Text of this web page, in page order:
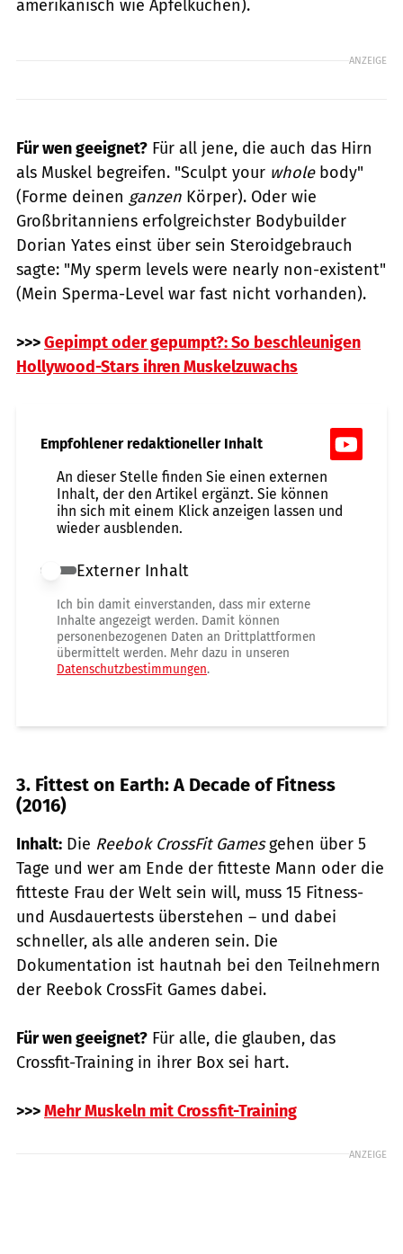
amerikanisch wie Apfelkuchen).
ANZEIGE
Für wen geeignet? Für all jene, die auch das Hirn
als Muskel begreifen. "Sculpt your wholebody"
(Forme deinen ganzen Körper). Oder wie
Großbritanniens erfolgreichster Bodybuilder
Dorian Yates einst über sein Steroidgebrauch
sagte: "My sperm levels were nearly non-existent"
(Mein Sperma-Level war fast nicht vorhanden).
>>>Gepimpt oder gepumpt?: So beschleunigen
Hollywood-Stars ihren Muskelzuwachs
Empfohlener redaktioneller Inhalt
An dieser Stelle finden Sie einen externen
Inhalt, der den Artikel ergänzt. Sie können
ihn sich mit einem Klick anzeigen lassen und
wieder ausblenden.
Externer Inhalt erlauben
Externer Inhalt
Ich bin damit einverstanden, dass mir externe
Inhalte angezeigt werden. Damit können
personenbezogenen Daten an Drittplattformen
übermittelt werden. Mehr dazu in unseren
Datenschutzbestimmungen.
3. Fittest on Earth: A Decade of Fitness
(2016)
Inhalt: Die Reebok CrossFit Gamesgehen über 5
Tage und wer am Ende der fitteste Mann oder die
fitteste Frau der Welt sein will, muss 15 Fitness-
und Ausdauertests überstehen – und dabei
schneller, als alle anderen sein. Die
Dokumentation ist hautnah bei den Teilnehmern
der Reebok CrossFit Games dabei.
Für wen geeignet? Für alle, die glauben, das
Crossfit-Training in ihrer Box sei hart.
>>>Mehr Muskeln mit Crossfit-Training
ANZEIGE